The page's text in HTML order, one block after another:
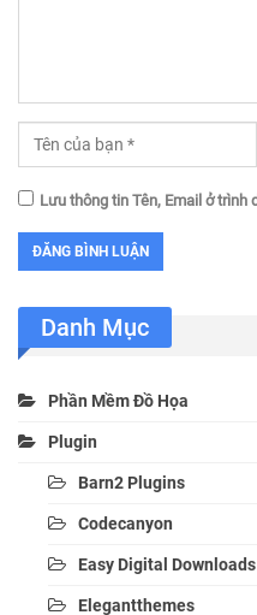
Lưu thông tin Tên, Email ở trình
Danh Mục
Phần Mềm Đồ Họa
Plugin
Barn2 Plugins
Codecanyon
Easy Digital Downloads
Elegantthemes